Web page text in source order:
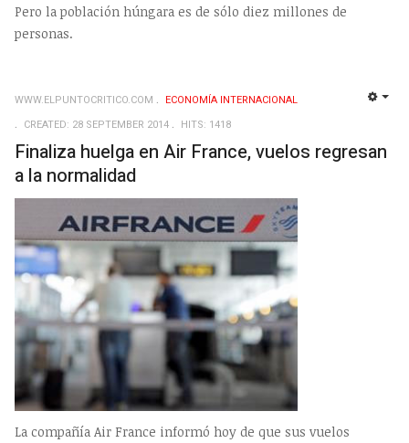
Pero la población húngara es de sólo diez millones de
personas.
WWW.ELPUNTOCRITICO.COM
ECONOMÍA INTERNACIONAL
CREATED: 28 SEPTEMBER 2014
HITS: 1418
Finaliza huelga en Air France, vuelos regresan
a la normalidad
La compañía Air France informó hoy de que sus vuelos